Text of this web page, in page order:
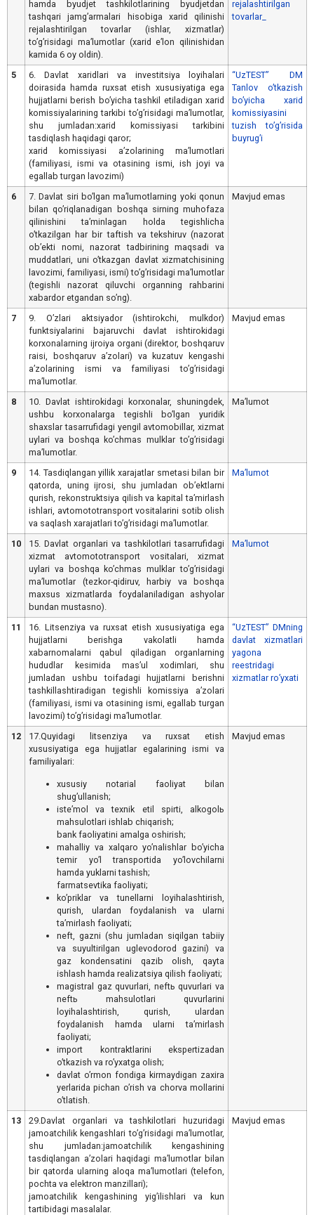
hamda byudjet tashkilotlarining byudjetdan
tashqari jamgʼarmalari hisobiga xarid qilinishi
rejalashtirilgan tovarlar (ishlar, xizmatlar)
toʼgʼrisidagi maʼlumotlar (xarid eʼlon qilinishidan
kamida 6 oy oldin).
rejalashtirilgan
tovarlar_
5
6. Davlat xaridlari va investitsiya loyihalari
doirasida hamda ruxsat etish xususiyatiga ega
hujjatlarni berish boʼyicha tashkil etiladigan xarid
komissiyalarining tarkibi toʼgʼrisidagi maʼlumotlar,
shu jumladan:xarid komissiyasi tarkibini
tasdiqlash haqidagi qaror;
xarid komissiyasi aʼzolarining maʼlumotlari
(familiyasi, ismi va otasining ismi, ish joyi va
egallab turgan lavozimi)
“UzTEST” DM
Tanlov oʼtkazish
boʼyicha xarid
komissiyasini
tuzish toʼgʼrisida
buyrugʼi
6
7. Davlat siri boʼlgan maʼlumotlarning yoki qonun
bilan qoʼriqlanadigan boshqa sirning muhofaza
qilinishini taʼminlagan holda tegishlicha
oʼtkazilgan har bir taftish va tekshiruv (nazorat
obʼekti nomi, nazorat tadbirining maqsadi va
muddatlari, uni oʼtkazgan davlat xizmatchisining
lavozimi, familiyasi, ismi) toʼgʼrisidagi maʼlumotlar
(tegishli nazorat qiluvchi organning rahbarini
xabardor etgandan soʼng).
Mavjud emas
7
9. Oʼzlari aktsiyador (ishtirokchi, mulkdor)
funktsiyalarini bajaruvchi davlat ishtirokidagi
korxonalarning ijroiya organi (direktor, boshqaruv
raisi, boshqaruv aʼzolari) va kuzatuv kengashi
aʼzolarining ismi va familiyasi toʼgʼrisidagi
maʼlumotlar.
Mavjud emas
8
10. Davlat ishtirokidagi korxonalar, shuningdek,
ushbu korxonalarga tegishli boʼlgan yuridik
shaxslar tasarrufidagi yengil avtomobillar, xizmat
uylari va boshqa koʼchmas mulklar toʼgʼrisidagi
maʼlumotlar.
Maʼlumot
9
14. Tasdiqlangan yillik xarajatlar smetasi bilan bir
qatorda, uning ijrosi, shu jumladan obʼektlarni
qurish, rekonstruktsiya qilish va kapital taʼmirlash
ishlari, avtomototransport vositalarini sotib olish
va saqlash xarajatlari toʼgʼrisidagi maʼlumotlar.
Maʼlumot
10
15. Davlat organlari va tashkilotlari tasarrufidagi
xizmat avtomototransport vositalari, xizmat
uylari va boshqa koʼchmas mulklar toʼgʼrisidagi
maʼlumotlar (tezkor-qidiruv, harbiy va boshqa
maxsus xizmatlarda foydalaniladigan ashyolar
bundan mustasno).
Maʼlumot
11
16. Litsenziya va ruxsat etish xususiyatiga ega
hujjatlarni berishga vakolatli hamda
xabarnomalarni qabul qiladigan organlarning
hududlar kesimida masʼul xodimlari, shu
jumladan ushbu toifadagi hujjatlarni berishni
tashkillashtiradigan tegishli komissiya aʼzolari
(familiyasi, ismi va otasining ismi, egallab turgan
lavozimi) toʼgʼrisidagi maʼlumotlar.
“UzTEST” DMning
davlat xizmatlari
yagona
reestridagi
xizmatlar ro’yxati
12
17.Quyidagi litsenziya va ruxsat etish
xususiyatiga ega hujjatlar egalarining ismi va
familiyalari:
xususiy notarial faoliyat bilan
shugʼullanish;
isteʼmol va texnik etil spirti, alkogolь
mahsulotlari ishlab chiqarish;
bank faoliyatini amalga oshirish;
mahalliy va xalqaro yoʼnalishlar boʼyicha
temir yoʼl transportida yoʼlovchilarni
hamda yuklarni tashish;
farmatsevtika faoliyati;
koʼpriklar va tunellarni loyihalashtirish,
qurish, ulardan foydalanish va ularni
taʼmirlash faoliyati;
neft, gazni (shu jumladan siqilgan tabiiy
va suyultirilgan uglevodorod gazini) va
gaz kondensatini qazib olish, qayta
ishlash hamda realizatsiya qilish faoliyati;
magistral gaz quvurlari, neftь quvurlari va
neftь mahsulotlari quvurlarini
loyihalashtirish, qurish, ulardan
foydalanish hamda ularni taʼmirlash
faoliyati;
import kontraktlarini ekspertizadan
oʼtkazish va roʼyxatga olish;
davlat oʼrmon fondiga kirmaydigan zaxira
yerlarida pichan oʼrish va chorva mollarini
oʼtlatish.
Mavjud emas
13
29.Davlat organlari va tashkilotlari huzuridagi
jamoatchilik kengashlari toʼgʼrisidagi maʼlumotlar,
shu jumladan:jamoatchilik kengashining
tasdiqlangan aʼzolari haqidagi maʼlumotlar bilan
bir qatorda ularning aloqa maʼlumotlari (telefon,
pochta va elektron manzillari);
jamoatchilik kengashining yigʼilishlari va kun
tartibidagi masalalar.
Mavjud emas